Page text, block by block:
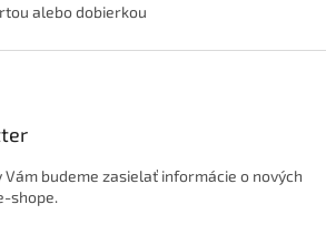
alebo dobierkou
budeme zasielať informácie o nových
shope.